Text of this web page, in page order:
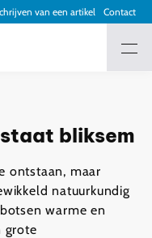
van een artikel Contact
bliksem
ontstaan, maar
natuurkundig
warme en
grote